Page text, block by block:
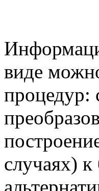
виде
процедур:
случаях)